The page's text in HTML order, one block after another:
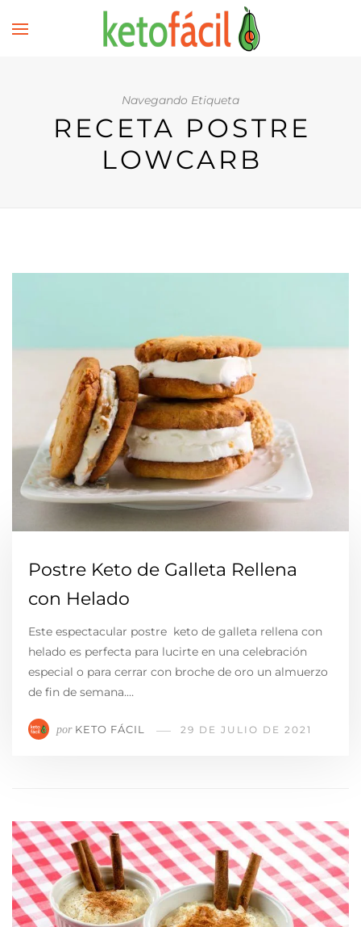
Navegando Etiqueta
RECETA POSTRE
LOWCARB
Postre Keto de Galleta Rellena
con Helado
Este espectacular postre keto de galleta rellena con
helado es perfecta para lucirte en una celebración
especial o para cerrar con broche de oro un almuerzo
de fin de semana.…
por KETO FÁCIL 29 DE JULIO DE 2021